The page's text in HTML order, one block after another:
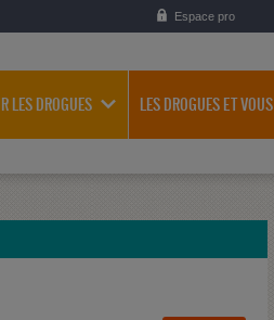
Espace pro
LES DROGUES LES DROGUES ET VOUS